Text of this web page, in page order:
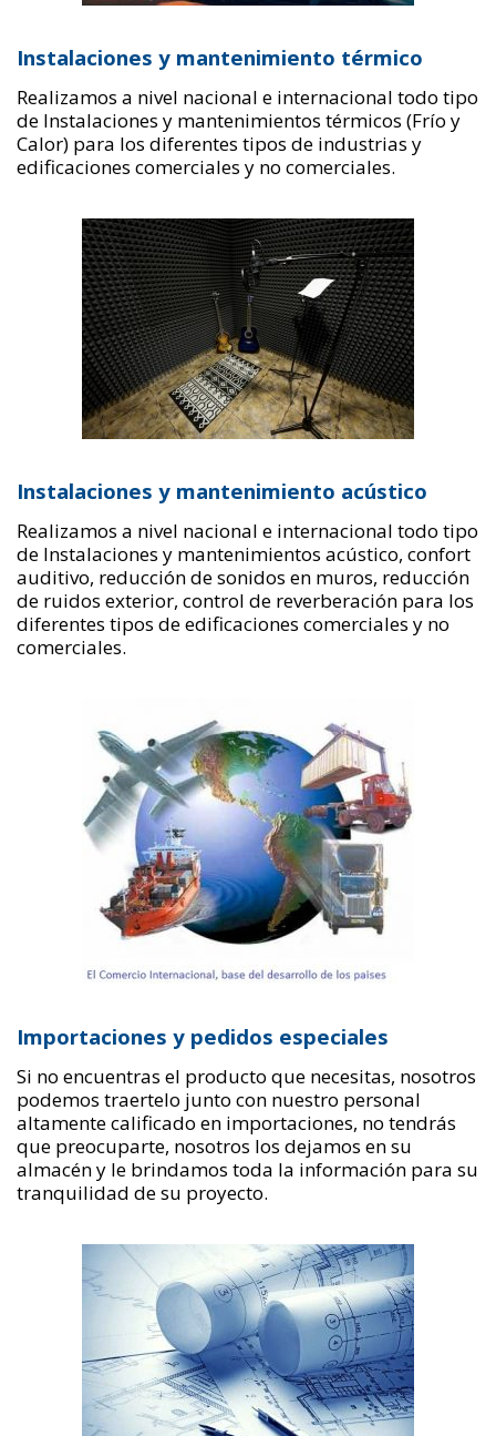
Instalaciones y mantenimiento térmico
Realizamos a nivel nacional e internacional todo tipo
de Instalaciones y mantenimientos térmicos (Frío y
Calor) para los diferentes tipos de industrias y
edificaciones comerciales y no comerciales.
Instalaciones y mantenimiento acústico
Realizamos a nivel nacional e internacional todo tipo
de Instalaciones y mantenimientos acústico, confort
auditivo, reducción de sonidos en muros, reducción
de ruidos exterior, control de reverberación para los
diferentes tipos de edificaciones comerciales y no
comerciales.
Importaciones y pedidos especiales
Si no encuentras el producto que necesitas, nosotros
podemos traertelo junto con nuestro personal
altamente calificado en importaciones, no tendrás
que preocuparte, nosotros los dejamos en su
almacén y le brindamos toda la información para su
tranquilidad de su proyecto.